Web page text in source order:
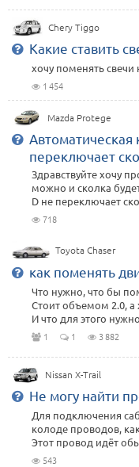
Chery Tiggo
Какие ставить
хочу поменять свечи
1 454
Mazda Protege
Автоматическая
переключает
Здравствуйте хочу
можно и сколка
D не переключает
718
Toyota Chaser
как поменять
Что нужно, что бы
Стоит объемом 2.0, а
И что для этого
1 1 3 882
Nissan X-Trail
Не могу найти
Для подключения
колоде проводов,
Этот провод идёт
543